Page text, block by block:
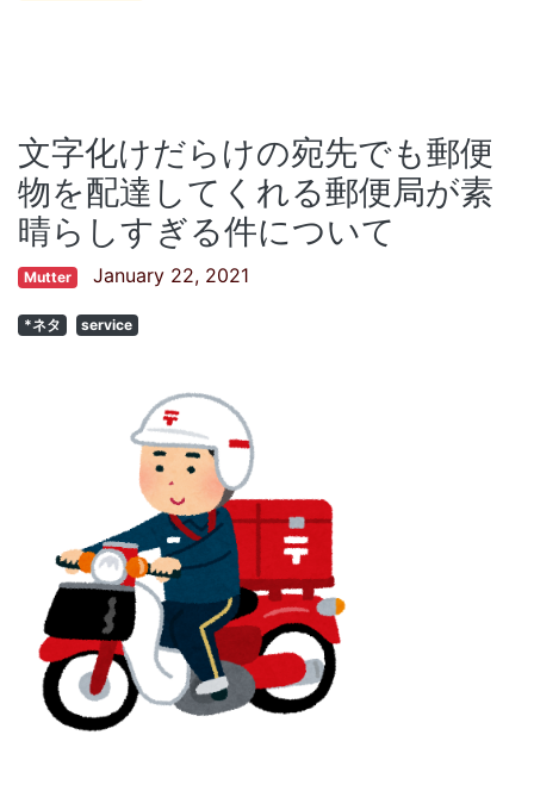
文字化けだらけの宛先でも郵便
物を配達してくれる郵便局が素
晴らしすぎる件について
Mutter January 22, 2021
*ネタ service